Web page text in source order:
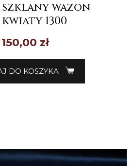
szklany wazon
1300
150,00 zł
DO KOSZYKA